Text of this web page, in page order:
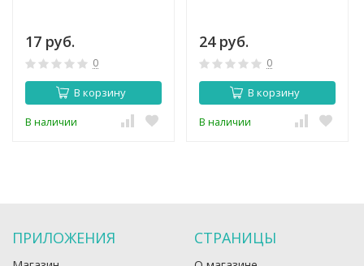
17 руб.
0
В корзину
В наличии
24 руб.
0
В корзину
В наличии
ПРИЛОЖЕНИЯ СТРАНИЦЫ